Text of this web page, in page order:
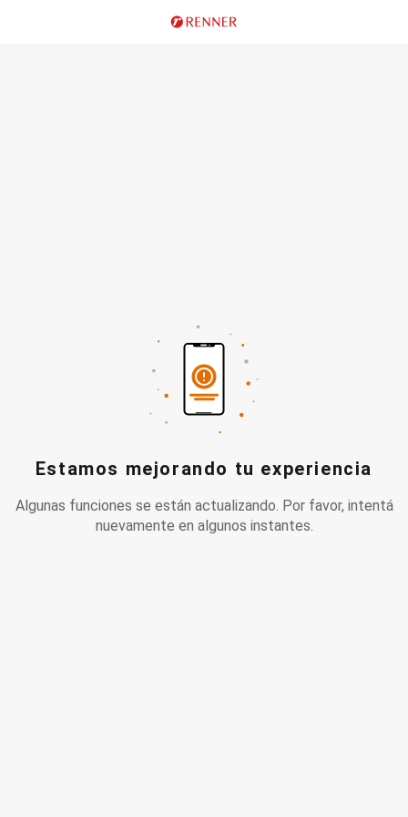
Estamos mejorando tu experiencia
Algunas funciones se están actualizando. Por favor, intentá
nuevamente en algunos instantes.